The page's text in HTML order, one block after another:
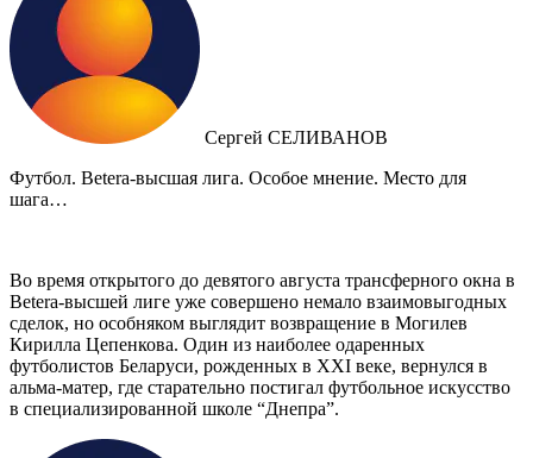
Сергей СЕЛИВАНОВ
Футбол. Betera-высшая лига. Особое мнение. Место для
шага…
Во время открытого до девятого августа трансферного окна в
Betera-высшей лиге уже совершено немало взаимовыгодных
сделок, но особняком выглядит возвращение в Могилев
Кирилла Цепенкова. Один из наиболее одаренных
футболистов Беларуси, рожденных в XXI веке, вернулся в
альма-матер, где старательно постигал футбольное искусство
в специализированной школе “Днепра”.